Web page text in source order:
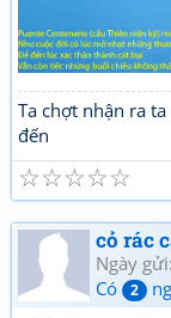
Ta chợt nhận ra
đến
☆
☆
☆
☆
☆
cỏ rác
Ngày
Có
2